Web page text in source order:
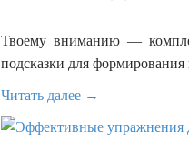
Твоему вниманию —
подсказки для
Читать далее →